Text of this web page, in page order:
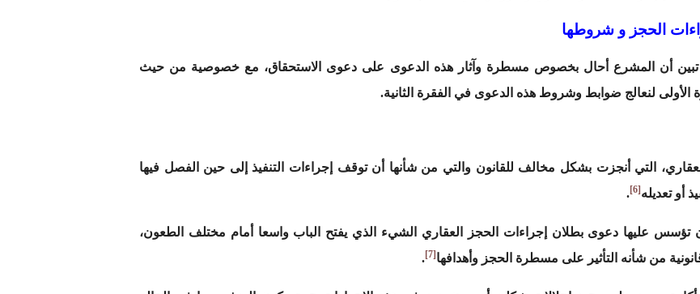
الحجز و شروطها
تبين أن المشرع أحال بخصوص مسطرة وآثار هذه الدعوى على دعوى الاستحقاق، مع خصوصية من حيث
لنعالج ضوابط وشروط هذه الدعوى في الفقرة الثانية.
التي أنجزت بشكل مخالف للقانون والتي من شأنها أن توقف إجراءات التنفيذ إلى حين الفصل فيها
أو تعديله [6]
.
عليها دعوى بطلان إجراءات الحجز العقاري الشيء الذي يفتح الباب واسعا أمام مختلف الطعون،
من شأنه التأثير على مسطرة الحجز وأهدافها [7]
.